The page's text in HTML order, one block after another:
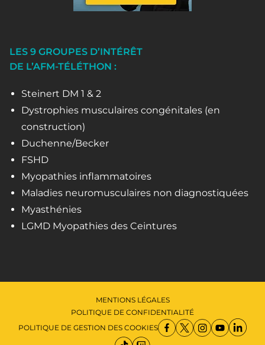
LES 9 GROUPES D’INTÉRÊT
DE L’AFM-TÉLÉTHON :
Steinert DM 1 & 2
Dystrophies musculaires congénitales (en
construction)
Duchenne/Becker
FSHD
Myopathies inflammatoires
Maladies neuromusculaires non diagnostiquées
Myasthénies
LGMD Myopathies des Ceintures
MENTIONS LÉGALES
POLITIQUE DE CONFIDENTIALITÉ
POLITIQUE DE GESTION DES COOKIES